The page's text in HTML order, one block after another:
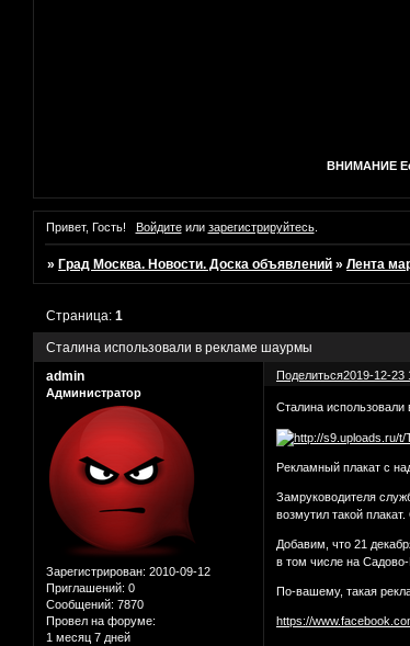
ВНИМАНИЕ
Привет, Гость! Войдитеили зарегистрируйтесь.
» Град Москва. Новости. Доска объявлений »Лента
Сталина использовали в рекламе шаурмы
Страница:1
Поделиться2019-12-23
admin
Администратор
Зарегистрирован: 2010-09-12
Приглашений: 0
Сообщений: 7870
Провел на форуме:
1 месяц 7 дней
Сталина
Рекламный плакат с
Замруководителя
возмутил такой
Добавим, что 21
в том числе на Садово-
По-вашему, такая
https://